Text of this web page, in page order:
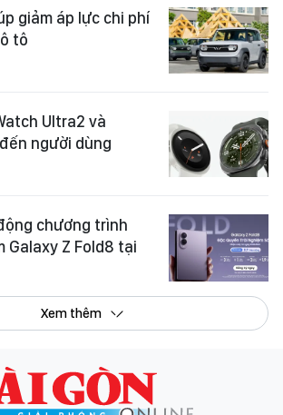
giảm áp lực chi phí
tô
Ultra2 và
người dùng
chương trình
Galaxy Z Fold8 tại
Xem thêm